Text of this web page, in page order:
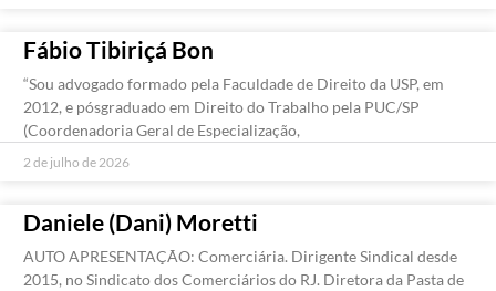
Fábio Tibiriçá Bon
“Sou advogado formado pela Faculdade de Direito da USP, em
2012, e pósgraduado em Direito do Trabalho pela PUC/SP
(Coordenadoria Geral de Especialização,
2 de julho de 2026
Daniele (Dani) Moretti
AUTO APRESENTAÇÃO: Comerciária. Dirigente Sindical desde
2015, no Sindicato dos Comerciários do RJ. Diretora da Pasta de